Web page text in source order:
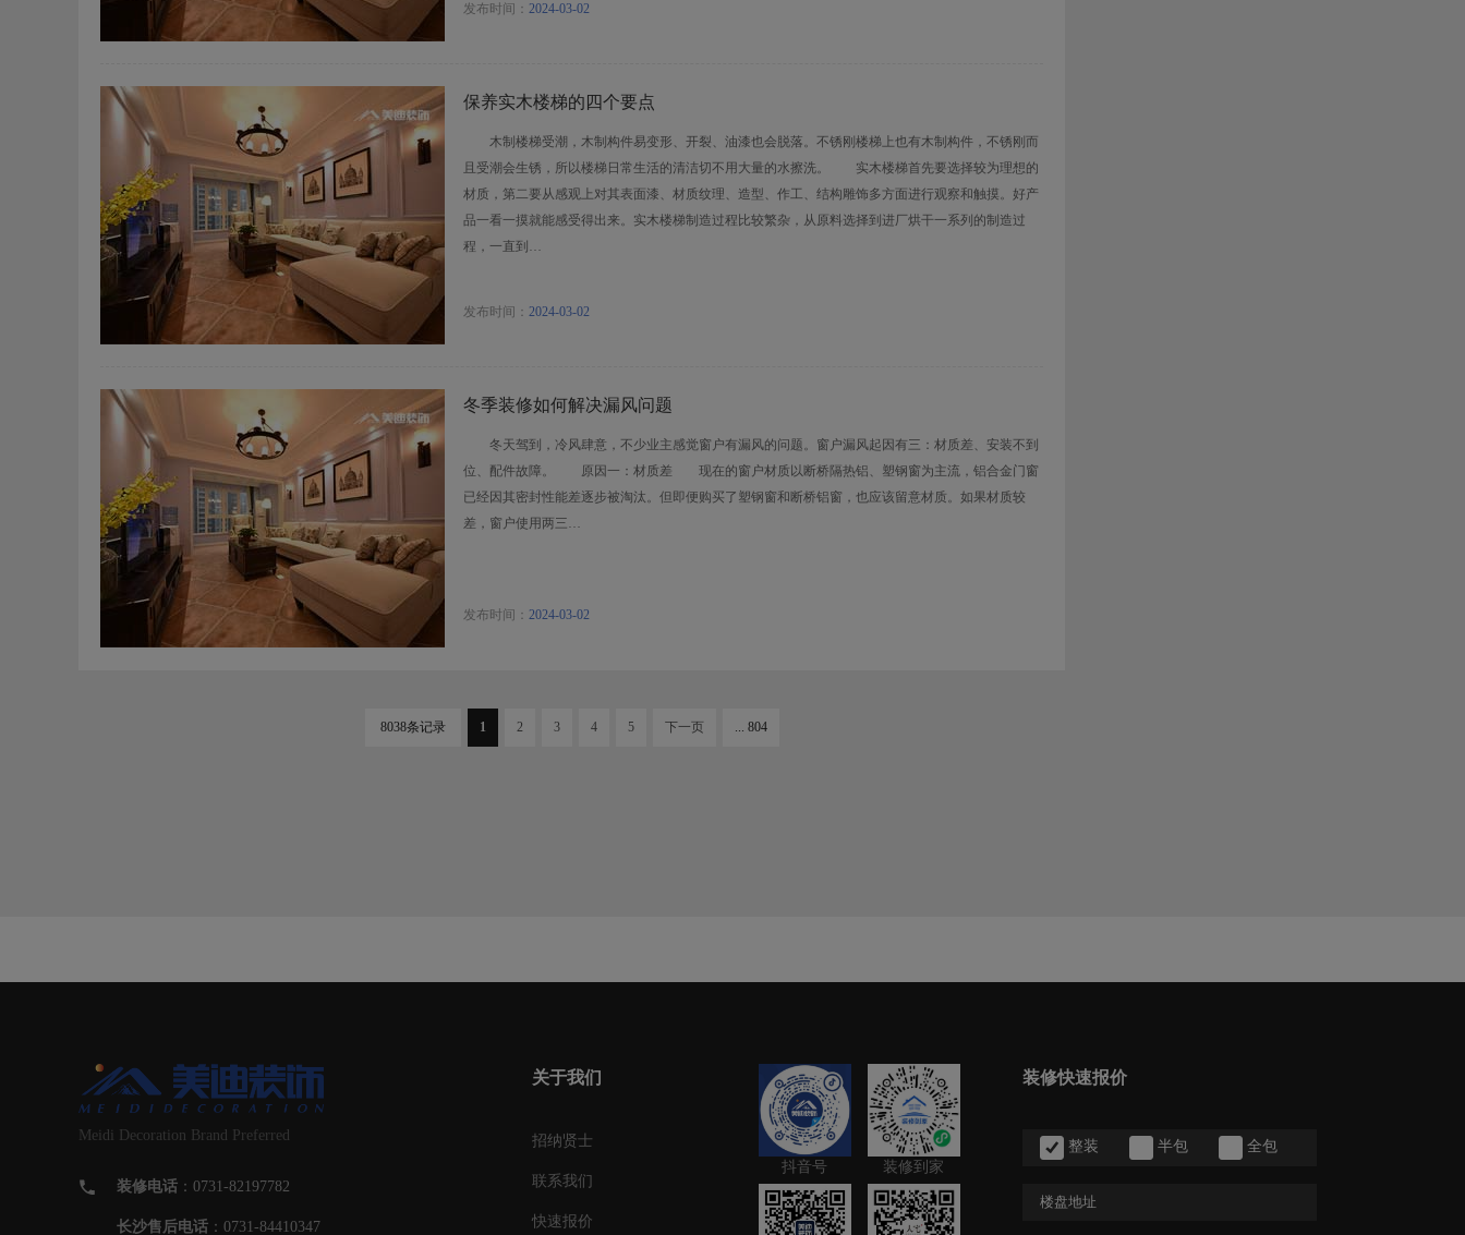
发布时间： 2024-03-02
保养实木楼梯的四个要点
木制楼梯受潮，木制构件易变形、开裂、油漆也会脱落。不锈刚楼梯上也有木制构件，不锈刚而
且受潮会生锈，所以楼梯日常生活的清洁切不用大量的水擦洗。 实木楼梯首先要选择较为理想的
材质，第二要从感观上对其表面漆、材质纹理、造型、作工、结构雕饰多方面进行观察和触摸。好产
品一看一摸就能感受得出来。实木楼梯制造过程比较繁杂，从原料选择到进厂烘干一系列的制造过
程，一直到…
发布时间： 2024-03-02
冬季装修如何解决漏风问题
冬天驾到，冷风肆意，不少业主感觉窗户有漏风的问题。窗户漏风起因有三：材质差、安装不到
位、配件故障。 原因一：材质差 现在的窗户材质以断桥隔热铝、塑钢窗为主流，铝合金门窗
已经因其密封性能差逐步被淘汰。但即便购买了塑钢窗和断桥铝窗，也应该留意材质。如果材质较
差，窗户使用两三…
发布时间： 2024-03-02
8038条记录 1 2 3 4 5 下一页 ... 804
Meidi Decoration Brand Preferred
装修电话 ：0731-82197782
长沙售后电话 ：0731-84410347
关于我们
招纳贤士
联系我们
快速报价
抖音号 装修到家
装修快速报价
整装 半包 全包